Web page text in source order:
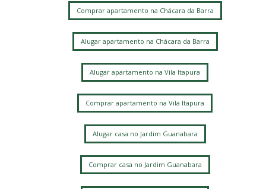
Comprar apartamento na Chácara da Barra
Alugar apartamento na Chácara da Barra
Alugar apartamento na Vila Itapura
Comprar apartamento na Vila Itapura
Alugar casa no Jardim Guanabara
Comprar casa no Jardim Guanabara